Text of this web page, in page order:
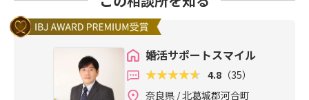
婚活サポートスマイル
4.8 （35）
奈良県 / 北葛城郡河合町